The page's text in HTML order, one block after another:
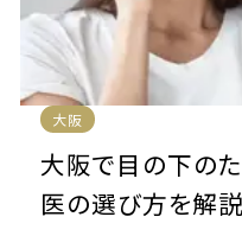
大阪
大阪で目の下の
医の選び方を解説